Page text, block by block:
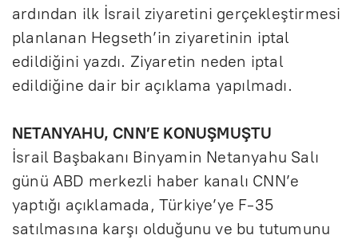
ardından ilk İsrail ziyaretini gerçekleştirmesi
planlanan Hegseth’in ziyaretinin iptal
edildiğini yazdı. Ziyaretin neden iptal
edildiğine dair bir açıklama yapılmadı.
NETANYAHU, CNN’E KONUŞMUŞTU
İsrail Başbakanı Binyamin Netanyahu Salı
günü ABD merkezli haber kanalı CNN’e
yaptığı açıklamada, Türkiye’ye F-35
satılmasına karşı olduğunu ve bu tutumunu